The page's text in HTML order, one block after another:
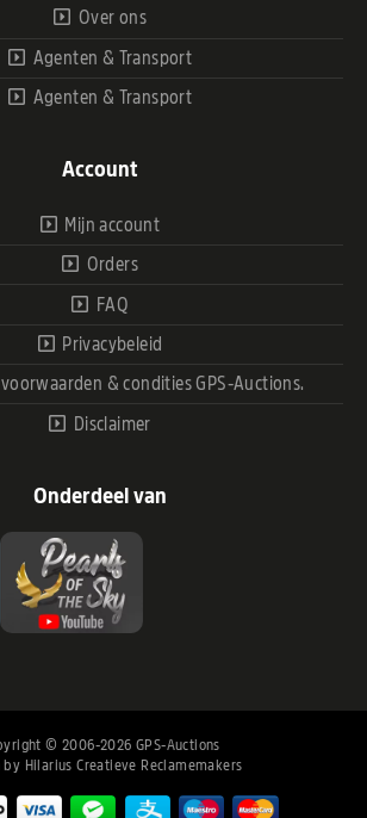
Over ons
Agenten & Transport
Agenten & Transport
Account
Mijn account
Orders
FAQ
Privacybeleid
& condities GPS-Auctions.
Disclaimer
Onderdeel van
© 2006-2026 GPS-Auctions
by Hilarius Creatieve Reclamemakers